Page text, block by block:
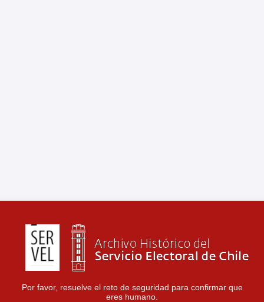
Por favor, resuelve el reto de seguridad para confirmar que
eres humano.